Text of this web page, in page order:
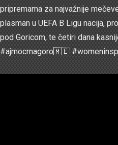
pripremama za najvažnije
plasman u UEFA B Ligu nacija,
pod Goricom, te četiri dana
#ajmocrnagoro🇲🇪